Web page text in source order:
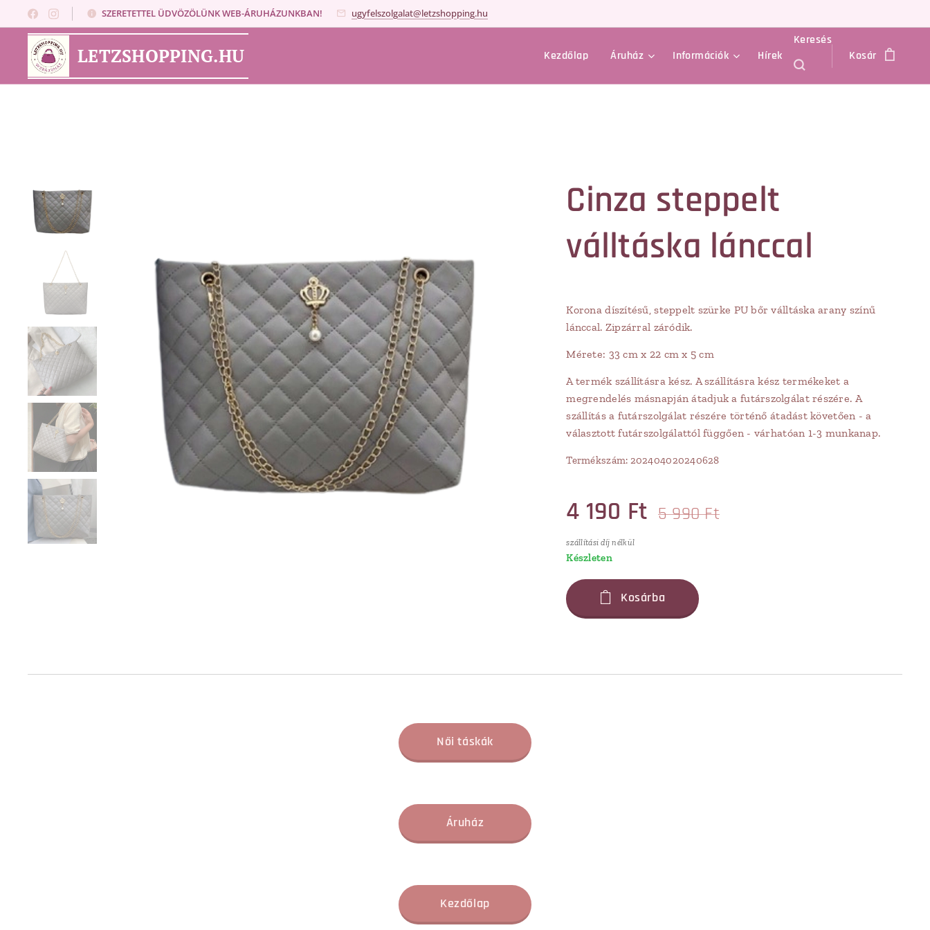
SZERETETTEL ÜDVÖZÖLÜNK WEB-ÁRUHÁZUNKBAN! ugyfelszolgalat@letzshopping.hu
LETZSHOPPING.HU Kezdőlap Áruház Információk Hírek
Keresés
Kosár
Cinza steppelt
válltáska lánccal
Korona díszítésű, steppelt szürke PU bőr válltáska arany színű
lánccal. Zipzárral záródik.
Mérete: 33 cm x 22 cm x 5 cm
A termék szállításra kész. A szállításra kész termékeket a
megrendelés másnapján átadjuk a futárszolgálat részére. A
szállítás a futárszolgálat részére történő átadást követően - a
választott futárszolgálattól függően - várhatóan 1-3 munkanap.
Termékszám: 202404020240628
4 190 Ft 5 990Ft
szállítási díj nélkül
Készleten
Kosárba
Női táskák
Áruház
Kezdőlap